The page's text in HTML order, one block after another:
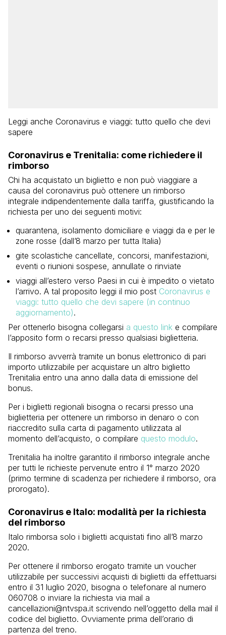
Leggi anche Coronavirus e viaggi: tutto quello che devi
sapere
Coronavirus e Trenitalia: come richiedere il
rimborso
Chi ha acquistato un biglietto e non può viaggiare a
causa del coronavirus può ottenere un rimborso
integrale indipendentemente dalla tariffa, giustificando la
richiesta per uno dei seguenti motivi:
quarantena, isolamento domiciliare e viaggi da e per le
zone rosse (dall’8 marzo per tutta Italia)
gite scolastiche cancellate, concorsi, manifestazioni,
eventi o riunioni sospese, annullate o rinviate
viaggi all’estero verso Paesi in cui è impedito o vietato
l’arrivo. A tal proposito leggi il mio post Coronavirus e
viaggi: tutto quello che devi sapere (in continuo
aggiornamento).
Per ottenerlo bisogna collegarsi a questo link e compilare
l’apposito form o recarsi presso qualsiasi biglietteria.
Il rimborso avverrà tramite un bonus elettronico di pari
importo utilizzabile per acquistare un altro biglietto
Trenitalia entro una anno dalla data di emissione del
bonus.
Per i biglietti regionali bisogna o recarsi presso una
biglietteria per ottenere un rimborso in denaro o con
riaccredito sulla carta di pagamento utilizzata al
momento dell’acquisto, o compilare questo modulo.
Trenitalia ha inoltre garantito il rimborso integrale anche
per tutti le richieste pervenute entro il 1° marzo 2020
(primo termine di scadenza per richiedere il rimborso, ora
prorogato).
Coronavirus e Italo: modalità per la richiesta
del rimborso
Italo rimborsa solo i biglietti acquistati fino all’8 marzo
2020.
Per ottenere il rimborso erogato tramite un voucher
utilizzabile per successivi acquisti di biglietti da effettuarsi
entro il 31 luglio 2020, bisogna o telefonare al numero
060708 o inviare la richiesta via mail a
cancellazioni@ntvspa.it scrivendo nell’oggetto della mail il
codice del biglietto. Ovviamente prima dell’orario di
partenza del treno.